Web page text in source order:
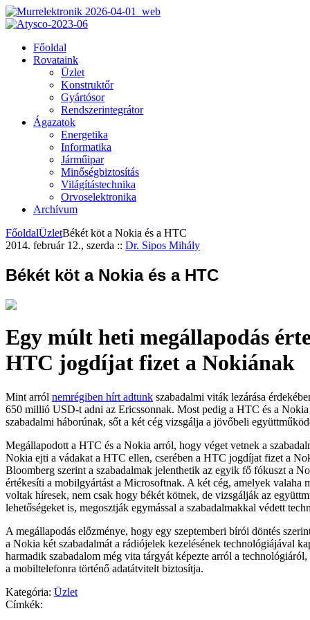
Főoldal
Rovataink
Üzlet
Konstruktőr
Gyártósor
Rendszerintegrátor
Ágazatok
Energetika
Informatika
Járműipar
Minőségbiztosítás
Világítástechnika
Orvoselektronika
Archívum
FőoldalÜzletBékét köt a Nokia és a HTC
2014. február 12., szerda :: Dr. Sipos Mihály
Békét köt a Nokia és a HTC
Egy múlt heti megállapodás
HTC jogdíjat fizet a Nokiának
Mint arról nemrégiben hírt adtunk szabadalmi viták lezárása
650 millió USD-t adni az Ericssonnak. Most pedig a HTC és a
szabadalmi háborúnak, sőt a két cég vizsgálja a jövőbeli
Megállapodott a HTC és a Nokia arról, hogy véget vetnek a
Nokia ejti a vádakat a HTC ellen, cserében a HTC jogdíjat fizet a
Bloomberg szerint a szabadalmak jelenthetik az egyik fő fókuszt a
értékesíti a mobilgyártást a Microsoftnak. A két cég, amelyek valaha
voltak híresek, nem csak hogy békét kötnek, de vizsgálják az
lehetőségeket is, megosztják egymással a szabadalmakkal védett
A megállapodás előzménye, hogy egy szeptemberi bírói döntés
a Nokia két szabadalmát a rádiójelek kezelésének technológiájával
harmadik szabadalom még vita tárgyát képezte arról a
a mobiltelefonra történő adatátvitelt biztosítja.
Kategória: Üzlet
Címkék: